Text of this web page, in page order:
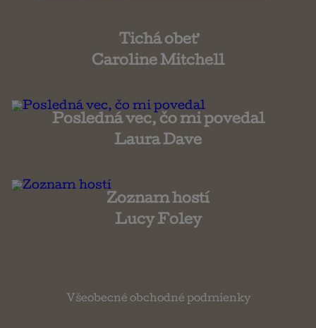
Tichá obeť
Caroline Mitchell
Posledná vec, čo mi povedal
Laura Dave
Zoznam hostí
Lucy Foley
Všeobecné obchodné podmienky